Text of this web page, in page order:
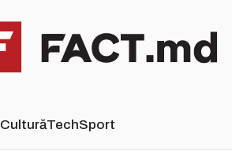
CulturăTechSport